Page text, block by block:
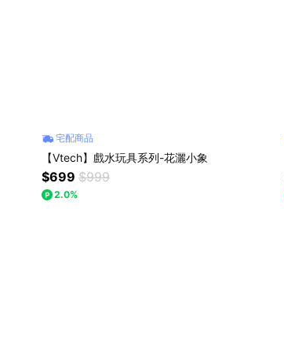
宅配商品
【Vtech】戲水玩具系列-花灑小象
$699 $999
2.0%